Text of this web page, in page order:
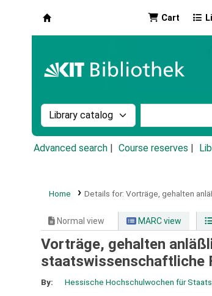
Cart
Search the catalog by:
Advanced search Course reserves
Home Details for: Vorträge, gehalten
Normal view MARC view
Vorträge, gehalten
staatswissenschaftliche
By: Hessische Hochschulwochen für